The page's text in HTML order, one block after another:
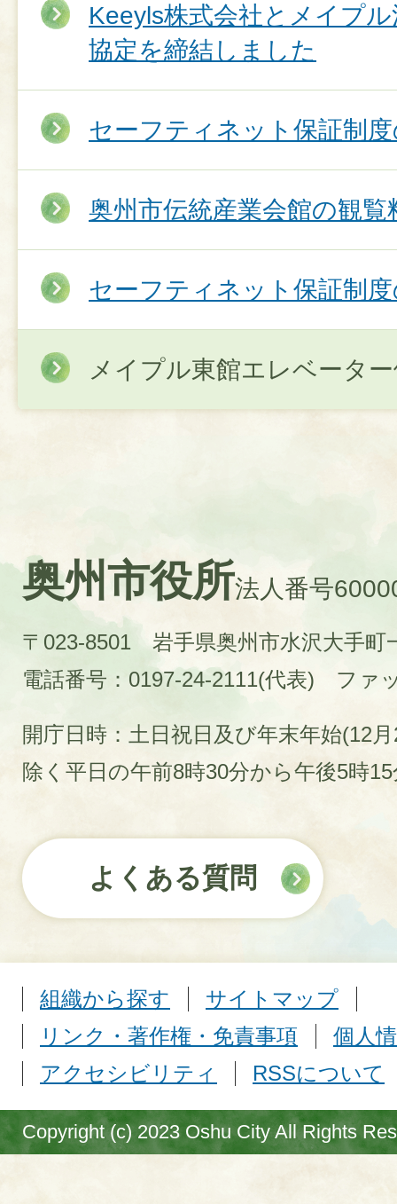
Keeyls株式会社とメイプ
協定を締結しました
セーフティネット保証制
奥州市伝統産業会館の観
セーフティネット保証制
メイプル東館エレベータ
奥州市役所法人番号
〒023-8501 岩手県奥州市水沢大手町
電話番号：0197-24-2111(代表)
ファ
開庁日時：土日祝日及び年末年始(12
除く平日の午前8時30分から午後5時
よくある質問
組織から探す
サイトマップ
リンク・著作権・免責事項
個人
アクセシビリティ
RSSについて
Copyright (c) 2023 Oshu City All Rights